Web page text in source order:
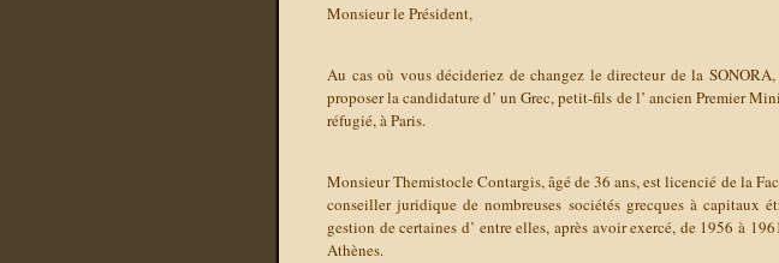
Monsieur le Président,
Au cas où vous décideriez de changez le directeur de la
proposer la candidature d’ un Grec, petit-fils de l’ ancien Premier
réfugié, à Paris.
Monsieur Themistocle Contargis, âgé de 36 ans, est licencié de la
conseiller juridique de nombreuses sociétés grecques à capitaux
gestion de certaines d’ entre elles, après avoir exercé, de 1956 à
Athènes.